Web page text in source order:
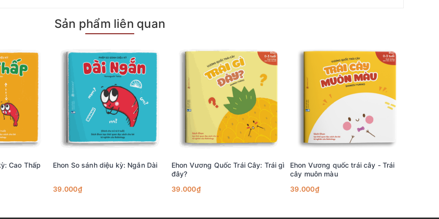
Sản phẩm liên quan
Cao Thấp Ehon So sánh diệu kỳ: Ngắn Dài
39.000₫
Ehon Vương Quốc Trái Cây: Trái gì
đây?
39.000₫
Ehon Vương quốc trái cây - Trái
cây muôn màu
39.000₫